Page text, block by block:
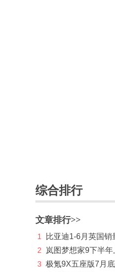
乐道
雷克萨斯
莲花跑车
LIMGENE
领汇
综合排行
文章排行>>
1
比亚迪1-6月英国销
2
岚图梦想家9下半年
3 极氪9X五座版7月